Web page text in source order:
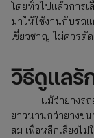
โดยทั่วไปแล้วการ
มาให้ใช้งานกับรถ
เชี่ยวชาญ ไม่ควรตั
วิธีดูแลรั
แม้ว่ายางรถย
ยาวนานกว่ายางข
สม เพื่อหลีกเลี่ยงไ